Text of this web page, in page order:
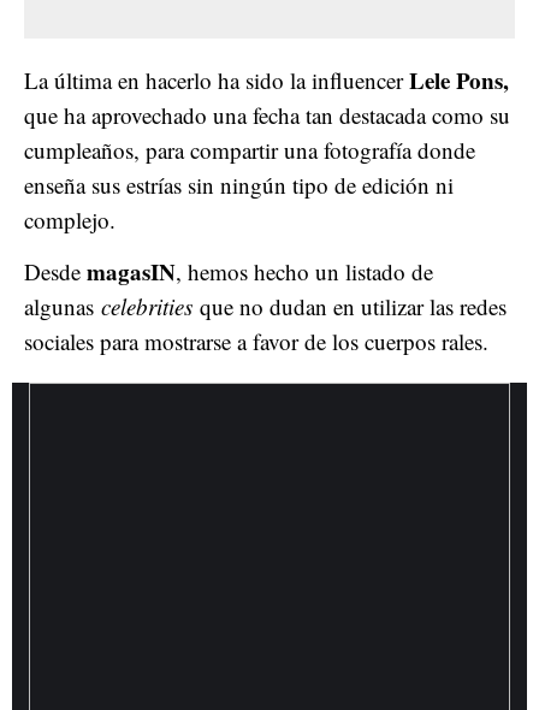
La última en hacerlo ha sido la influencerLele Pons,
que ha aprovechado una fecha tan destacada como su
cumpleaños, para compartir una fotografía donde
enseña sus estrías sin ningún tipo de edición ni
complejo.
Desde magasIN, hemos hecho un listado de
algunas celebrities que no dudan en utilizar las redes
sociales para mostrarse a favor de los cuerpos rales.